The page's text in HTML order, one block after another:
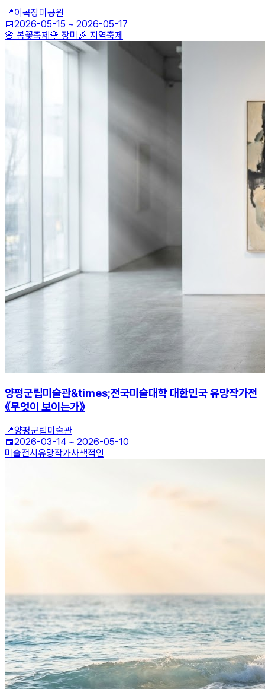
📍이곡장미공원
📅2026-05-15 ~ 2026-05-17
🌸 봄꽃축제🌹 장미 🎉 지역축제
양평군립미술관&times;전국미술대학 대한민국 유망작가전
《무엇이 보이는가》
📍양평군립미술관
📅2026-03-14 ~ 2026-05-10
미술전시 유망작가사색적인